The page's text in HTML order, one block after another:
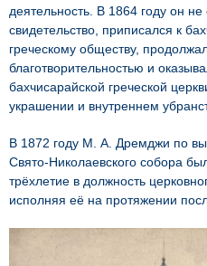
деятельность. В 1864 году он не
свидетельство, приписался к
греческому обществу,
благотворительностью и
бахчисарайской греческой
украшении и внутреннем
В 1872 году М. А. Дремджи по
Свято-Николаевского собора
трёхлетие в должность
исполняя её на протяжении